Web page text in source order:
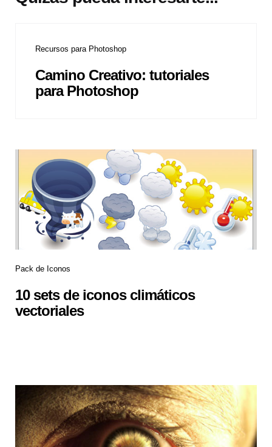
Recursos para Photoshop
Camino Creativo: tutoriales
para Photoshop
Pack de Iconos
10 sets de iconos climáticos
vectoriales